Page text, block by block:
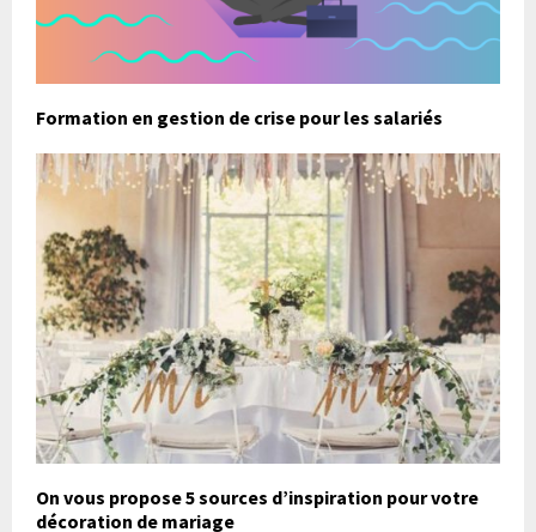
Formation en gestion de crise pour les salariés
On vous propose 5 sources d’inspiration pour votre
décoration de mariage